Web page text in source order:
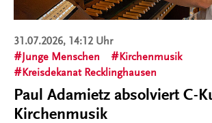
31.07.2026, 14:12 Uhr
Junge Menschen
Kirchenmusik
Kreisdekanat Recklinghausen
Paul Adamietz absolviert C-
Kirchenmusik